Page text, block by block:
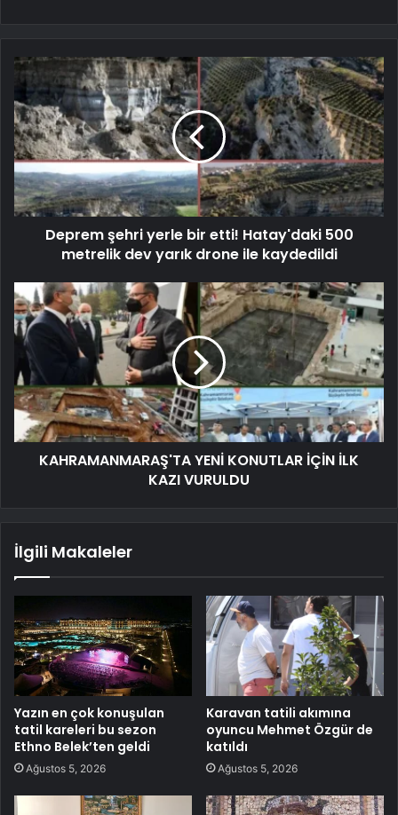
Deprem şehri yerle bir etti! Hatay'daki 500
metrelik dev yarık drone ile kaydedildi
KAHRAMANMARAŞ'TA YENİ KONUTLAR İÇİN İLK
KAZI VURULDU
İlgili Makaleler
Yazın en çok konuşulan
tatil kareleri bu sezon
Ethno Belek’ten geldi
Ağustos 5, 2026
Karavan tatili akımına
oyuncu Mehmet Özgür de
katıldı
Ağustos 5, 2026